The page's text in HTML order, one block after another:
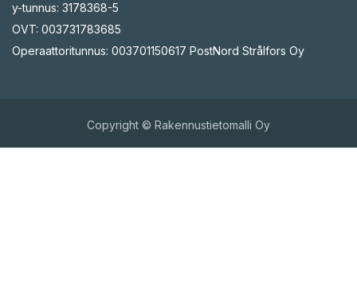
y-tunnus: 3178368-5
OVT: 003731783685
Operaattoritunnus: 003701150617 PostNord Strålfors Oy
Copyright © Rakennustietomalli Oy